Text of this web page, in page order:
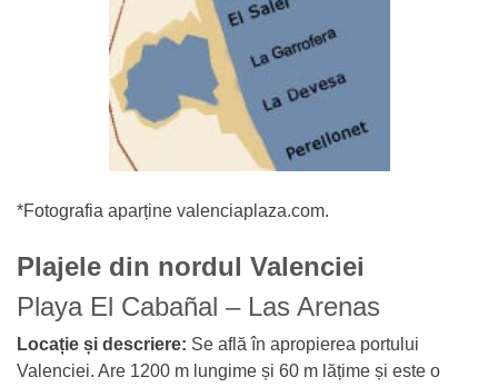
*Fotografia aparține valenciaplaza.com.
Plajele din nordul Valenciei
Playa El Cabañal – Las Arenas
Locație și descriere: Se află în apropierea portului
Valenciei. Are 1200 m lungime și 60 m lățime și este o